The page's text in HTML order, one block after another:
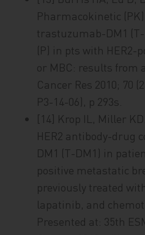
Pharmacokinetic
trastuzumab-DM1
(P) in pts with HER2-
or MBC: results from
Cancer Res 2010; 70
P3-14-06), p 293s.
[14] Krop IL, Miller
HER2 antibody-drug
DM1 (T-DM1) in
positive metastatic
previously treated
lapatinib, and
Presented at: 35th